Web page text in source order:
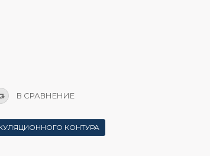
В СРАВНЕНИЕ
КОНТУРА